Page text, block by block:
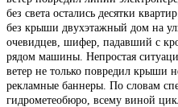
без света остались десятки
без крыши двухэтажный дом на
очевидцев, шифер, падавший с
рядом машины. Непростая
ветер не только повредил крыши
рекламные баннеры. По словам
гидрометеобюро, всему виной